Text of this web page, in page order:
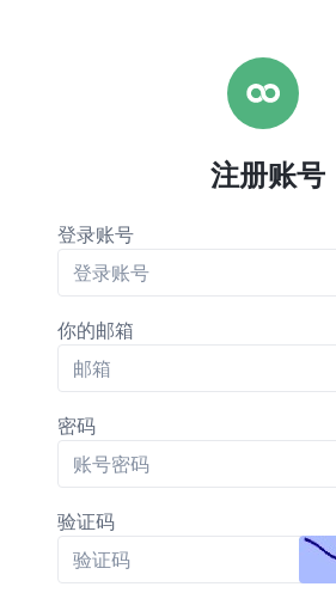
注册账号
登录账号
你的邮箱
密码
验证码